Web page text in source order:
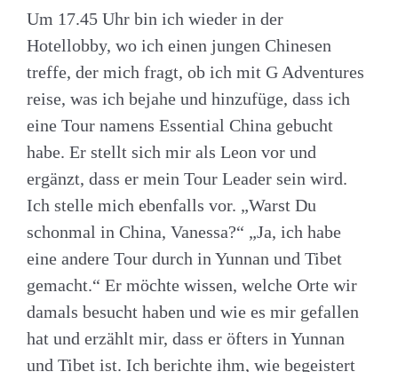
Um 17.45 Uhr bin ich wieder in der
Hotellobby, wo ich einen jungen Chinesen
treffe, der mich fragt, ob ich mit G Adventures
reise, was ich bejahe und hinzufüge, dass ich
eine Tour namens Essential China gebucht
habe. Er stellt sich mir als Leon vor und
ergänzt, dass er mein Tour Leader sein wird.
Ich stelle mich ebenfalls vor. „Warst Du
schonmal in China, Vanessa?“ „Ja, ich habe
eine andere Tour durch in Yunnan und Tibet
gemacht.“ Er möchte wissen, welche Orte wir
damals besucht haben und wie es mir gefallen
hat und erzählt mir, dass er öfters in Yunnan
und Tibet ist. Ich berichte ihm, wie begeistert